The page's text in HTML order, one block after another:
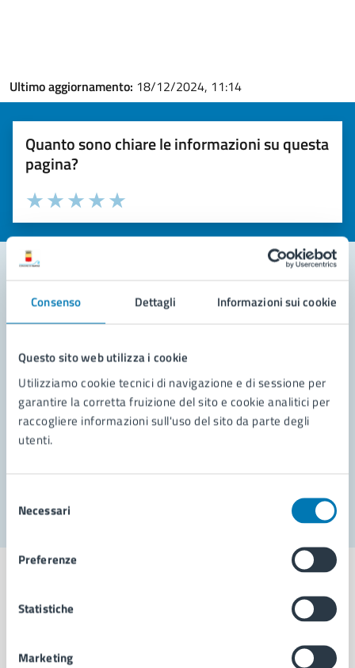
Consenso Dettagli Informazioni sui cookie
Questo sito web utilizza i cookie
Utilizziamo cookie tecnici di navigazione e di sessione per
garantire la corretta fruizione del sito e cookie analitici per
raccogliere informazioni sull'uso del sito da parte degli
utenti.
delNecessari
Preferenze
Statistiche
Marketing
Ultimo aggiornamento: 18/12/2024, 11:14
Quanto sono chiare le informazioni su questa
pagina?
Valuta la chiarezza delle informazioni (da 1 a 5 stelle)
Seleziona il numero di stelle per valutare la chiarezza delle
Valuta 5 stelle su 5
Valuta 4 stelle su 5
Valuta 3 stelle su 5
Valuta 2 stelle su 5
Valuta 1 stelle su 5
Contatta il comune
Richiedi assistenza
Prenota appuntamento
Problemi in città